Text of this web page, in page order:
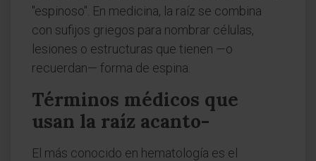
"espinoso". En medicina, la raíz se combina
con sufijos griegos para nombrar células,
lesiones o estructuras que tienen —o
recuerdan— forma de espina.
Términos médicos que
usan la raíz acanto-
El más conocido en hematología es el